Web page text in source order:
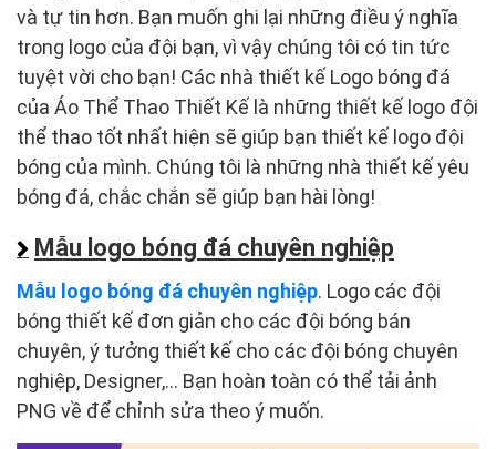
và tự tin hơn. Bạn muốn ghi lại những điều ý nghĩa
trong logo của đội bạn, vì vậy chúng tôi có tin tức
tuyệt vời cho bạn! Các nhà thiết kế Logo bóng đá
của Áo Thể Thao Thiết Kế là những thiết kế logo đội
thể thao tốt nhất hiện sẽ giúp bạn thiết kế logo đội
bóng của mình. Chúng tôi là những nhà thiết kế yêu
bóng đá, chắc chắn sẽ giúp bạn hài lòng!
Mẫu logo bóng đá chuyên nghiệp
Mẫu logo bóng đá chuyên nghiệp. Logo các đội
bóng thiết kế đơn giản cho các đội bóng bán
chuyên, ý tưởng thiết kế cho các đội bóng chuyên
nghiệp, Designer,… Bạn hoàn toàn có thể tải ảnh
PNG về để chỉnh sửa theo ý muốn.